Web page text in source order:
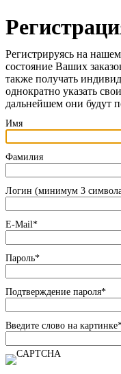
Регистрируясь на
состояние Ваших
также получать
однократно указать
дальнейшем они будут
Имя
Фамилия
Логин (минимум 3 символа)
E-Mail*
Пароль*
Подтверждение пароля*
Введите слово на картинке*